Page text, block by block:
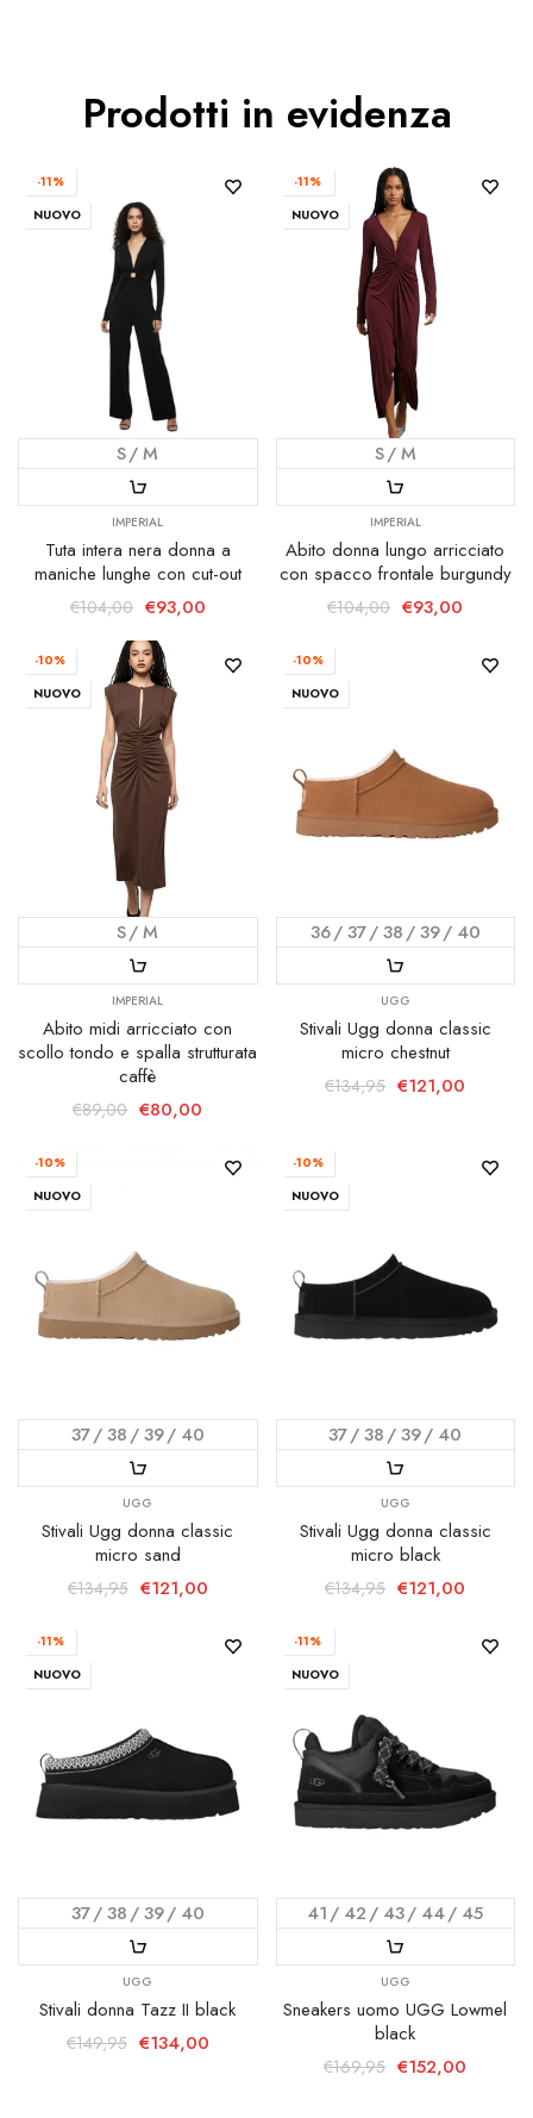
Prodotti in evidenza
-11%
NUOVO
S M
IMPERIAL
Tuta intera nera donna a
maniche lunghe con cut-out
€104,00 €93,00
-11%
NUOVO
S M
IMPERIAL
Abito donna lungo arricciato
con spacco frontale burgundy
€104,00 €93,00
-10%
NUOVO
S M
IMPERIAL
Abito midi arricciato con
scollo tondo e spalla strutturata
caffè
€89,00 €80,00
-10%
NUOVO
36 37 38 39 40
UGG
Stivali Ugg donna classic
micro chestnut
€134,95 €121,00
-10%
NUOVO
37 38 39 40
UGG
Stivali Ugg donna classic
micro sand
€134,95 €121,00
-10%
NUOVO
37 38 39 40
UGG
Stivali Ugg donna classic
micro black
€134,95 €121,00
-11%
NUOVO
37 38 39 40
UGG
Stivali donna Tazz II black
€149,95 €134,00
-11%
NUOVO
41 42 43 44 45
UGG
Sneakers uomo UGG Lowmel
black
€169,95 €152,00